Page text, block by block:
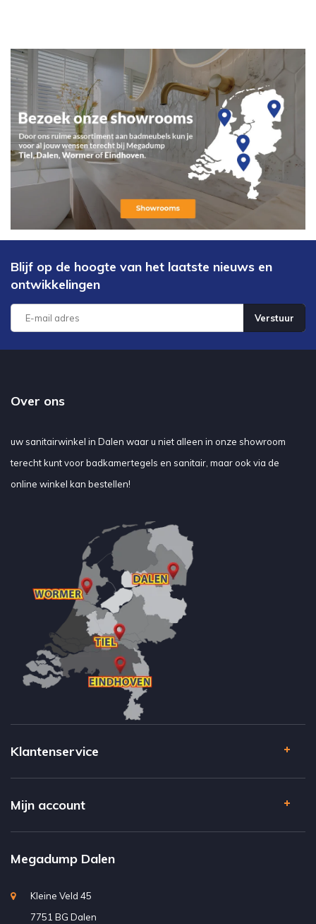
Blijf op de hoogte van het laatste nieuws en
ontwikkelingen
Verstuur
Over ons
uw sanitairwinkel in Dalen waar u niet alleen in onze showroom
terecht kunt voor badkamertegels en sanitair, maar ook via de
online winkel kan bestellen!
Klantenservice
Mijn account
Megadump Dalen
Kleine Veld 45
7751 BG Dalen